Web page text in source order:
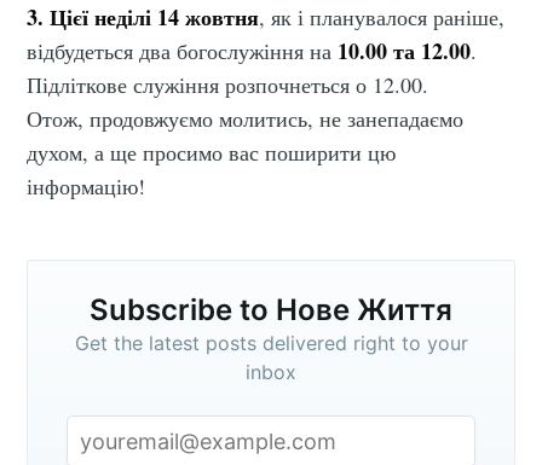
3. Цієї неділі 14 жовтня, як і планувалося раніше,
відбудеться два богослужіння на 10.00 та 12.00.
Підліткове служіння розпочнеться о 12.00.
Отож, продовжуємо молитись, не занепадаємо
духом, а ще просимо вас поширити цю
інформацію!
Subscribe to Нове Життя
Get the latest posts delivered right to your
inbox